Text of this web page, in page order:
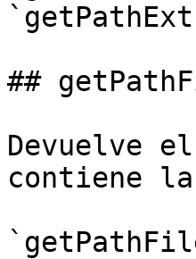
##
Devuelve
contiene la